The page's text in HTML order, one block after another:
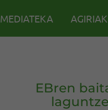
MEDIATEKA AGIRIAK
EBren